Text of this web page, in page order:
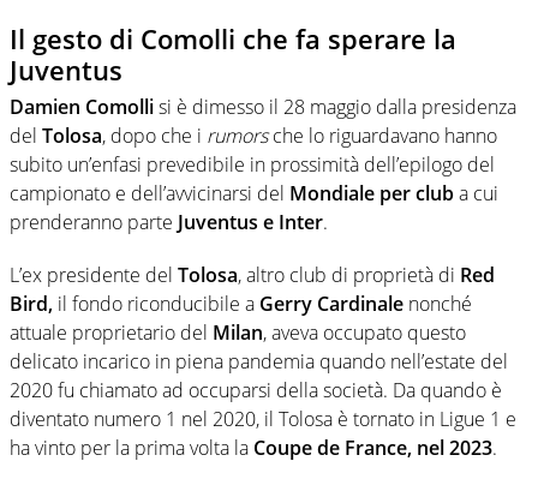
Il gesto di Comolli che fa sperare la
Juventus
Damien Comollisi è dimesso il 28 maggio dalla presidenza
del Tolosa, dopo che i rumorsche lo riguardavano hanno
subito un’enfasi prevedibile in prossimità dell’epilogo del
campionato e dell’avvicinarsi del Mondiale per cluba cui
prenderanno parte Juventus e Inter.
L’ex presidente del Tolosa, altro club di proprietà di Red
Bird, il fondo riconducibile a Gerry Cardinale nonché
attuale proprietario del Milan, aveva occupato questo
delicato incarico in piena pandemia quando nell’estate del
2020 fu chiamato ad occuparsi della società. Da quando è
diventato numero 1 nel 2020, il Tolosa è tornato in Ligue 1 e
ha vinto per la prima volta la Coupe de France, nel 2023.